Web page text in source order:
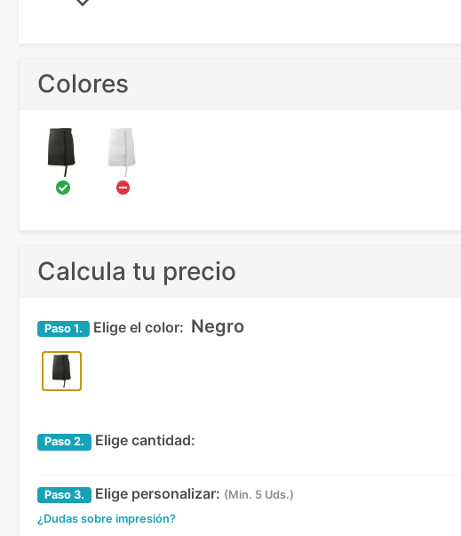
Colores
Calcula tu precio
Paso 1. Elige el color: Negro
Paso 2. Elige cantidad:
Paso 3. Elige personalizar: (Min. 5 Uds.)
¿Dudas sobre impresión?